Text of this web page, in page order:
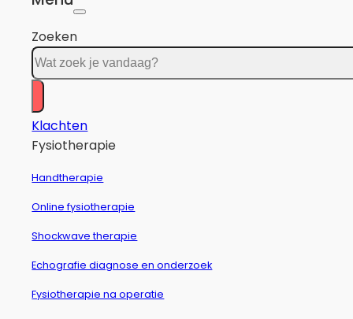
Zoeken
Klachten
Fysiotherapie
Handtherapie
Online fysiotherapie
Shockwave therapie
Echografie diagnose en onderzoek
Fysiotherapie na operatie